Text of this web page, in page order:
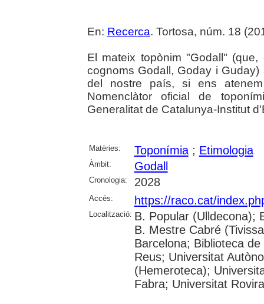
En: Recerca. Tortosa, núm. 18
El mateix topònim "Godall"
cognoms Godall, Goday i
del nostre país, si ens
Nomenclàtor oficial de
Generalitat de Catalunya-Institut
Matèries: Toponímia; Etimologia
Àmbit: Godall
Cronologia: 2028
Accés: https://raco.cat/
Localització: B. Popular (Ulldecona);
B. Mestre Cabré
Barcelona; Biblioteca
Reus; Universitat
(Hemeroteca);
Fabra; Universitat